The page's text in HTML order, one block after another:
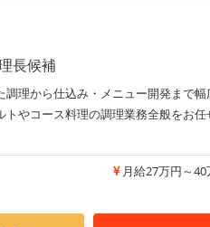
長候補
調理から仕込み・メニュー開発まで
トやコース料理の調理業務全般をお
月給27万円～40